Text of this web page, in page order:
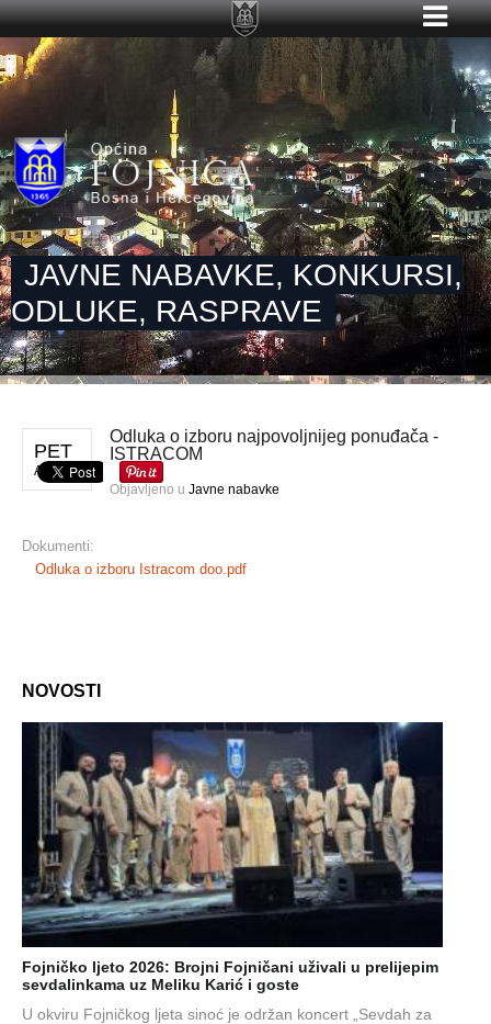
JAVNE NABAVKE, KONKURSI,
ODLUKE, RASPRAVE
PET
APR 19
Odluka o izboru najpovoljnijeg ponuđača -
ISTRACOM
Objavljeno u Javne nabavke
Dokumenti:
Odluka o izboru Istracom doo.pdf
NOVOSTI
Fojničko ljeto 2026: Brojni Fojničani uživali u prelijepim
sevdalinkama uz Meliku Karić i goste
U okviru Fojničkog ljeta sinoć je održan koncert „Sevdah za